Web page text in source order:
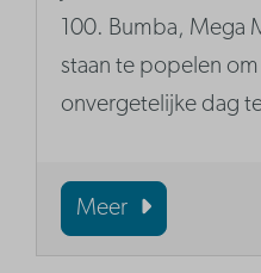
100. Bumba, Mega
staan te popelen
onvergetelijke dag
Meer